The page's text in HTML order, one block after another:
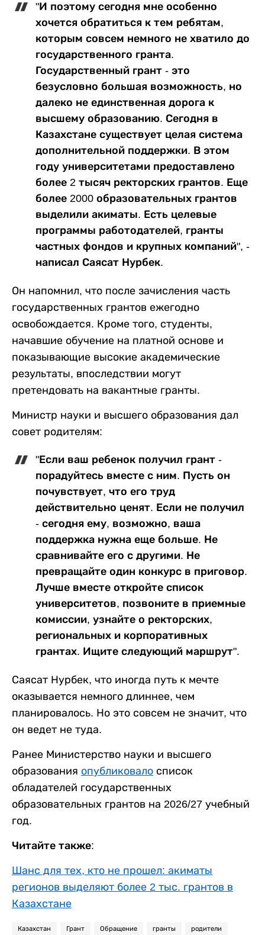
"И поэтому сегодня мне особенно
хочется обратиться к тем ребятам,
которым совсем немного не хватило до
государственного гранта.
Государственный грант - это
безусловно большая возможность, но
далеко не единственная дорога к
высшему образованию. Сегодня в
Казахстане существует целая система
дополнительной поддержки. В этом
году университетами предоставлено
более 2 тысяч ректорских грантов. Еще
более 2000 образовательных грантов
выделили акиматы. Есть целевые
программы работодателей, гранты
частных фондов и крупных компаний", -
написал Саясат Нурбек.
Он напомнил, что после зачисления часть
государственных грантов ежегодно
освобождается. Кроме того, студенты,
начавшие обучение на платной основе и
показывающие высокие академические
результаты, впоследствии могут
претендовать на вакантные гранты.
Министр науки и высшего образования дал
совет родителям:
"Если ваш ребенок получил грант -
порадуйтесь вместе с ним. Пусть он
почувствует, что его труд
действительно ценят. Если не получил
- сегодня ему, возможно, ваша
поддержка нужна еще больше. Не
сравнивайте его с другими. Не
превращайте один конкурс в приговор.
Лучше вместе откройте список
университетов, позвоните в приемные
комиссии, узнайте о ректорских,
региональных и корпоративных
грантах. Ищите следующий маршрут".
Саясат Нурбек, что иногда путь к мечте
оказывается немного длиннее, чем
планировалось. Но это совсем не значит, что
он ведет не туда.
Ранее Министерство науки и высшего
образования опубликовало список
обладателей государственных
образовательных грантов на 2026/27 учебный
год.
Читайте также:
Шанс для тех, кто не прошел: акиматы
регионов выделяют более 2 тыс. грантов в
Казахстане
Казахстан Грант Обращение гранты родители